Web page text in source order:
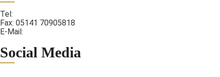
Tel:
Fax: 05141 70905818
E-Mail:
Social Media